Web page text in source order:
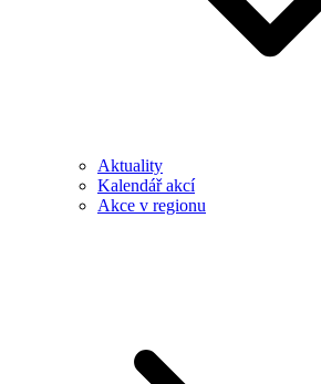
Aktuality
Kalendář akcí
Akce v regionu